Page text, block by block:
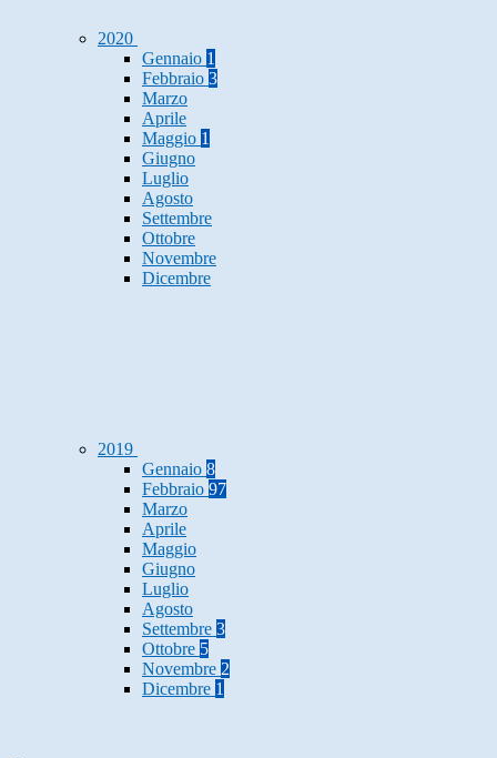
2020
Gennaio 1
Febbraio 3
Marzo
Aprile
Maggio 1
Giugno
Luglio
Agosto
Settembre
Ottobre
Novembre
Dicembre
2019
Gennaio 8
Febbraio 97
Marzo
Aprile
Maggio
Giugno
Luglio
Agosto
Settembre 3
Ottobre 5
Novembre 2
Dicembre 1